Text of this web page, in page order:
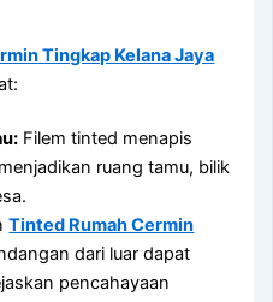
Tingkap Kelana Jaya
Filem tinted menapis
ruang tamu, bilik
Tinted Rumah Cermin
dari luar dapat
pencahayaan